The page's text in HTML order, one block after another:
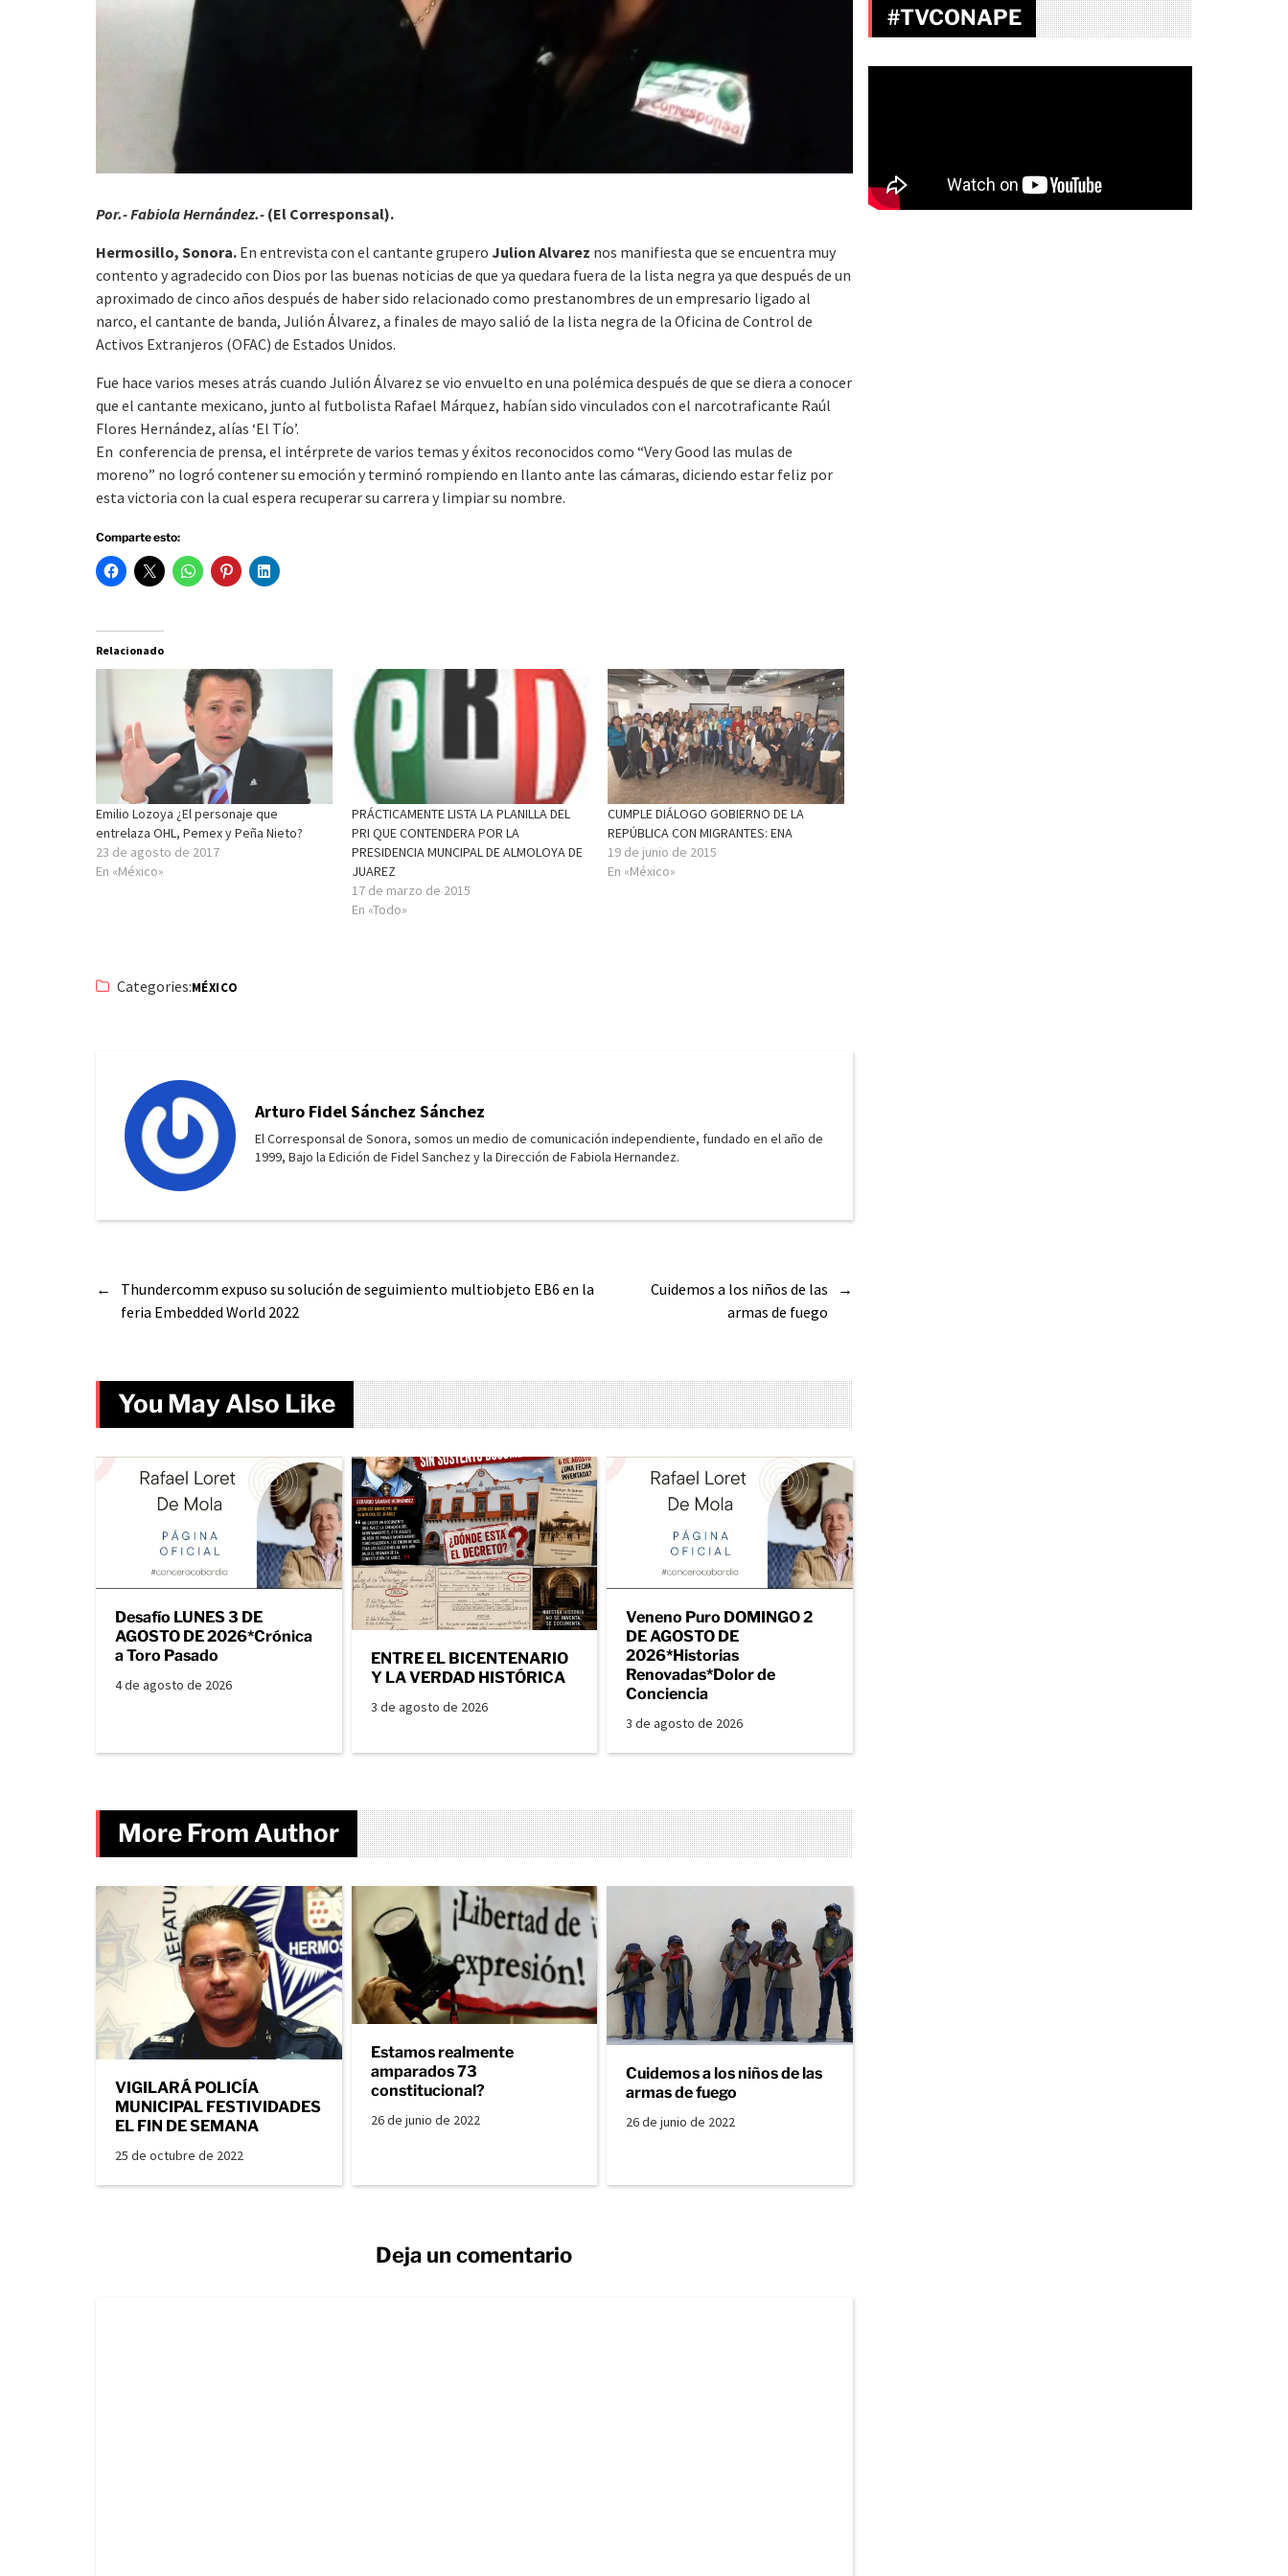
Por.- Fabiola Hernández.- (El Corresponsal).
Hermosillo, Sonora. En entrevista con el cantante grupero Julion Alvarez nos manifiesta que se encuentra muy
contento y agradecido con Dios por las buenas noticias de que ya quedara fuera de la lista negra ya que después de un
aproximado de cinco años después de haber sido relacionado como prestanombres de un empresario ligado al
narco, el cantante de banda, Julión Álvarez, a finales de mayo salió de la lista negra de la Oficina de Control de
Activos Extranjeros (OFAC) de Estados Unidos.
Fue hace varios meses atrás cuando Julión Álvarez se vio envuelto en una polémica después de que se diera a conocer
que el cantante mexicano, junto al futbolista Rafael Márquez, habían sido vinculados con el narcotraficante Raúl
Flores Hernández, alías ‘El Tío’.
En conferencia de prensa, el intérprete de varios temas y éxitos reconocidos como “Very Good las mulas de
moreno” no logró contener su emoción y terminó rompiendo en llanto ante las cámaras, diciendo estar feliz por
esta victoria con la cual espera recuperar su carrera y limpiar su nombre.
Comparte esto:
Relacionado
Emilio Lozoya ¿El personaje que
entrelaza OHL, Pemex y Peña Nieto?
23 de agosto de 2017
En «México»
PRÁCTICAMENTE LISTA LA PLANILLA DEL
PRI QUE CONTENDERA POR LA
PRESIDENCIA MUNCIPAL DE ALMOLOYA DE
JUAREZ
17 de marzo de 2015
En «Todo»
CUMPLE DIÁLOGO GOBIERNO DE LA
REPÚBLICA CON MIGRANTES: ENA
19 de junio de 2015
En «México»
Categories:MÉXICO
Arturo Fidel Sánchez Sánchez
El Corresponsal de Sonora, somos un medio de comunicación independiente, fundado en el año de
1999, Bajo la Edición de Fidel Sanchez y la Dirección de Fabiola Hernandez.
←
Thundercomm expuso su solución de seguimiento multiobjeto EB6 en la
feria Embedded World 2022
→
Cuidemos a los niños de las
armas de fuego
You May Also Like
Desafío LUNES 3 DE
AGOSTO DE 2026*Crónica
a Toro Pasado
4 de agosto de 2026
ENTRE EL BICENTENARIO
Y LA VERDAD HISTÓRICA
3 de agosto de 2026
Veneno Puro DOMINGO 2
DE AGOSTO DE
2026*Historias
Renovadas*Dolor de
Conciencia
3 de agosto de 2026
More From Author
VIGILARÁ POLICÍA
MUNICIPAL FESTIVIDADES
EL FIN DE SEMANA
25 de octubre de 2022
Estamos realmente
amparados 73
constitucional?
26 de junio de 2022
Cuidemos a los niños de las
armas de fuego
26 de junio de 2022
Deja un comentario
#TVCONAPE